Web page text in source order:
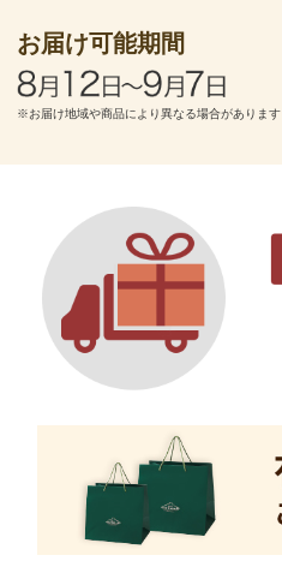
お届け可能期間
※お届け地域や商品により異なる場合があります